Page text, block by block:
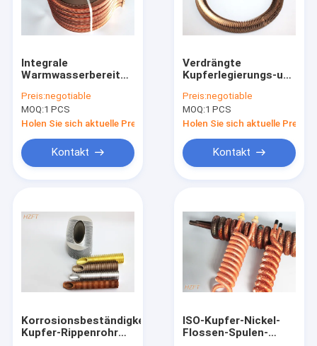
Integrale
Warmwasserbereitungs-
inländische
Warmwasserboiler-
Widerstandkorrosion
Preis:negotiable
MOQ:1 PCS
Holen Sie sich aktuelle Preis
Kontakt
Verdrängte
Kupferlegierungs-und
Spule für Wasser
Heater Boilers
Preis:negotiable
MOQ:1 PCS
Holen Sie sich aktuelle Preis
Kontakt
Korrosionsbeständigkeits-
Kupfer-Rippenrohr
ISO-Kupfer-Nickel-
Flossen-Spulen-